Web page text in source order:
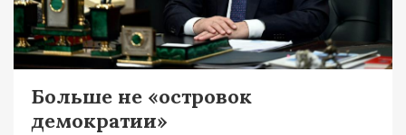
Больше не «островок
демократии»